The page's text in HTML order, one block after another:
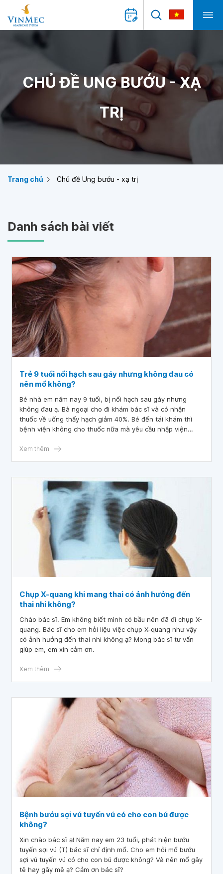
CHỦ ĐỀ UNG BƯỚU - XẠ
TRỊ
Trang chủ Chủ đề Ung bướu - xạ trị
Danh sách bài viết
Trẻ 9 tuổi nổi hạch sau gáy nhưng không đau có
nên mổ không?
Bé nhà em năm nay 9 tuổi, bị nổi hạch sau gáy nhưng
không đau ạ. Bà ngoại cho đi khám bác sĩ và có nhận
thuốc về uống thấy hạch giảm 40%. Bé đến tái khám thì
bệnh viện không cho thuốc nữa mà yêu cầu nhập viện
Vậy bác sĩ cho em hỏi trẻ 9 tuổi nổi hạch sau gáy nhưng
Xem thêm
Chụp X-quang khi mang thai có ảnh hưởng đến
thai nhi không?
Chào bác sĩ. Em không biết mình có bầu nên đã đi chụp X-
quang. Bác sĩ cho em hỏi liệu việc chụp X-quang như vậy
có ảnh hưởng đến thai nhi không ạ? Mong bác sĩ tư vấn
giúp em, em xin cảm ơn.
Xem thêm
Bệnh bướu sợi vú tuyến vú có cho con bú được
không?
Xin chào bác sĩ ạ! Năm nay em 23 tuổi, phát hiện bướu
tuyến sợi vú (T) bác sĩ chỉ định mổ. Cho em hỏi mổ bướu
sợi vú tuyến vú có cho con bú được không? Và nên mổ gây
tê hay gây mê ạ? Cảm ơn bác sĩ?